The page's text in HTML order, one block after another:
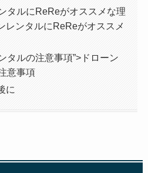
タルにReReがオススメな理
レンタルにReReがオススメ
タルの注意事項”>ドローン
意事項
に